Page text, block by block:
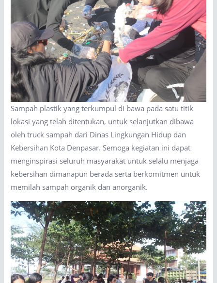
Sampah plastik yang terkumpul di bawa pada satu titik
lokasi yang telah ditentukan, untuk selanjutkan dibawa
oleh truck sampah dari Dinas Lingkungan Hidup dan
Kebersihan Kota Denpasar. Semoga kegiatan ini dapat
menginspirasi seluruh masyarakat untuk selalu menjaga
kebersihan dimanapun berada serta berkomitmen untuk
memilah sampah organik dan anorganik.